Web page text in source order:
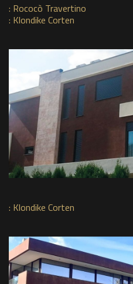
: Rococò Travertino
: Klondike Corten
: Klondike Corten